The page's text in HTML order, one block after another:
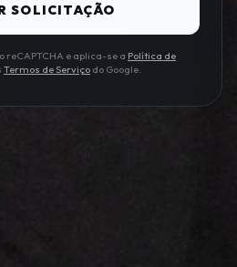
SOLICITAÇÃO
reCAPTCHA e aplica-se a Política de
Termos de Serviço do Google.